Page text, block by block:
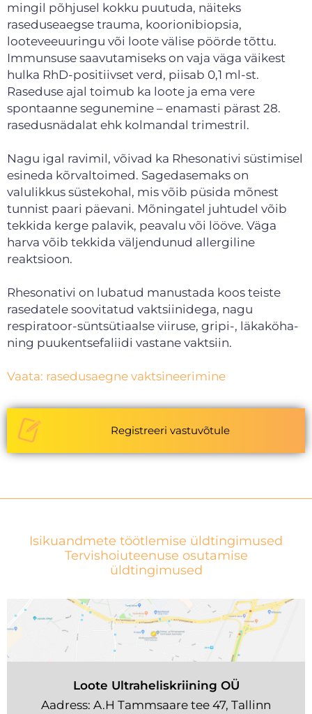
mingil põhjusel kokku puutuda, näiteks
raseduseaegse trauma, koorionibiopsia,
looteveeuuringu või loote välise pöörde tõttu.
Immunsuse saavutamiseks on vaja väga väikest
hulka RhD-positiivset verd, piisab 0,1 ml-st.
Raseduse ajal toimub ka loote ja ema vere
spontaanne segunemine – enamasti pärast 28.
rasedusnädalat ehk kolmandal trimestril.
Nagu igal ravimil, võivad ka Rhesonativi süstimisel
esineda kõrvaltoimed. Sagedasemaks on
valulikkus süstekohal, mis võib püsida mõnest
tunnist paari päevani. Mõningatel juhtudel võib
tekkida kerge palavik, peavalu või lööve. Väga
harva võib tekkida väljendunud allergiline
reaktsioon.
Rhesonativi on lubatud manustada koos teiste
rasedatele soovitatud vaktsiinidega, nagu
respiratoor-süntsütiaalse viiruse, gripi-, läkaköha-
ning puukentsefaliidi vastane vaktsiin.
Vaata: rasedusaegne vaktsineerimine
Registreeri vastuvõtule
Isikuandmete töötlemise üldtingimused
Tervishoiuteenuse osutamise
üldtingimused
Loote Ultraheliskriining OÜ
Aadress: A.H Tammsaare tee 47, Tallinn